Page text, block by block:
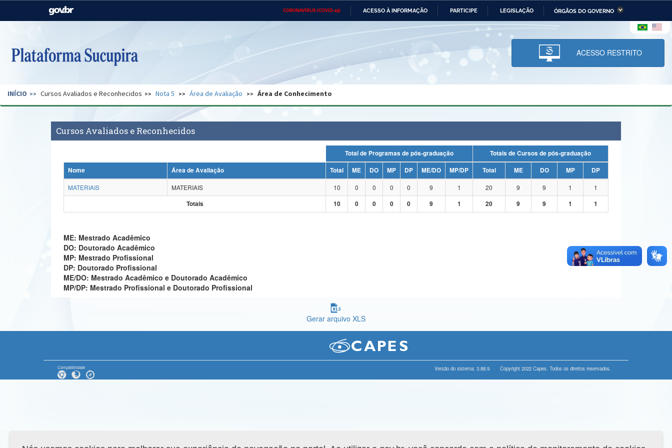
CORONAVÍRUS (COVID-19) ACESSO À INFORMAÇÃO PARTICIPE LEGISLAÇÃO ÓRGÃOS DO GOVERNO
Casa Civil Ministério das Relações Ministério da Economia Ministério da Infraestrutura
Pecuária e Abastecimento
Ministério da Ciência,
Tecnologia, Inovações e
Comunicações
Ministério do Desenvolvimento
Regional e dos Direitos Humanos
Secretaria de Governo Gabinete de Segurança Advocacia-Geral da União Banco Central do Brasil Planalto
ACESSO RESTRITO
INÍCIO Cursos Avaliados e Reconhecidos Nota 5 Área de Avaliação Área de Conhecimento
Cursos Avaliados e Reconhecidos
Total de Programas de pós-graduação
Totais de Cursos de pós-graduação
Nome
Área de Avaliação Total ME DO MP DP ME/DO MP/DP Total ME DO MP
DP
MATERIAIS
MATERIAIS 10 0 0 0 0 9 1 20 9 9 1
1
Totais
10 0 0 0 0 9 1 20 9 9 1 1
ME: Mestrado Acadêmico
DO: Doutorado Acadêmico
MP: Mestrado Profissional
DP: Doutorado Profissional
ME/DO: Mestrado Acadêmico e Doutorado Acadêmico
MP/DP: Mestrado Profissional e Doutorado Profissional
Gerar arquivo XLS
Compatibilidade Versão do sistema: 3.88.9 Copyright 2022 Capes. Todos os direitos reservados.